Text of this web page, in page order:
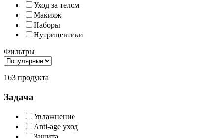
Уход за телом
Макияж
Наборы
Нутрицевтики
Фильтры
163 продукта
Задача
Увлажнение
Anti-age уход